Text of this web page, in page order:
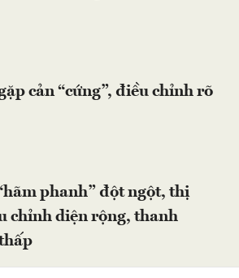
cản “cứng”, điều chỉnh rõ
phanh” đột ngột, thị
chỉnh diện rộng, thanh